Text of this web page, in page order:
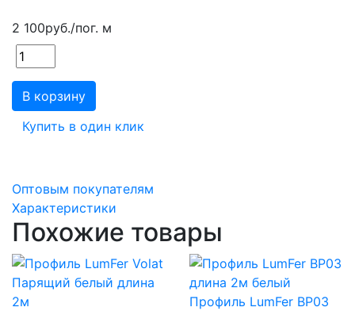
2 100руб./пог. м
В корзину
Купить в один клик
Оптовым покупателям
Характеристики
Похожие товары
Профиль LumFer BP03